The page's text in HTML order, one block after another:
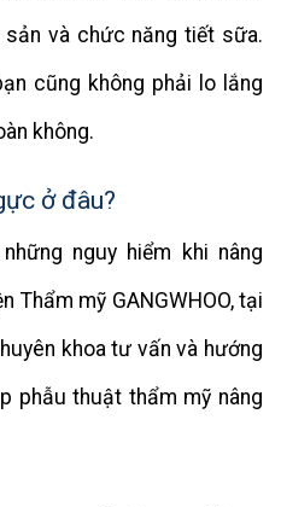
sản và chức năng tiết sữa.
cũng không phải lo lắng
không.
ở đâu?
nguy hiểm khi nâng
Thẩm mỹ GANGWHOO, tại
khoa tư vấn và hướng
phẫu thuật thẩm mỹ nâng